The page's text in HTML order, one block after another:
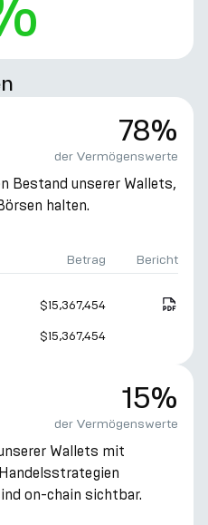
78%
der Vermögenswerte
Bestand unserer Wallets,
halten.
Betrag Bericht
$15,367,454
$15,367,454
15%
der Vermögenswerte
Wallets mit
on-chain sichtbar.